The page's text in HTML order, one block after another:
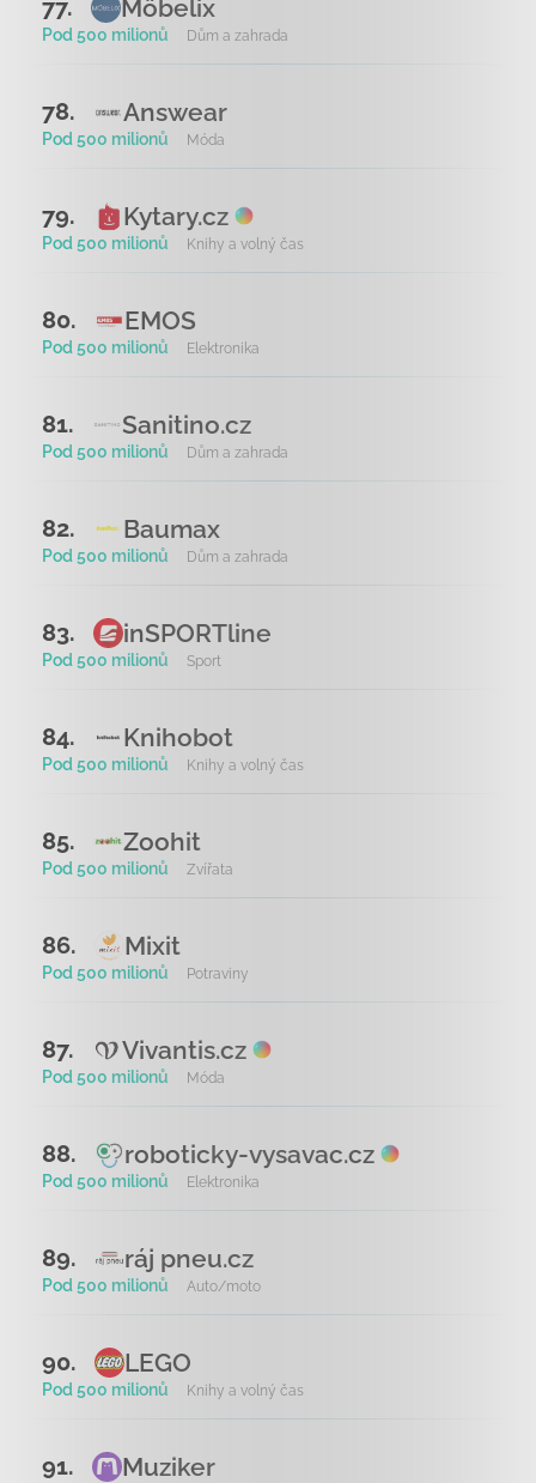
77. Möbelix
Pod 500 milionů Dům a zahrada
78. Answear
Pod 500 milionů Móda
79. Kytary.cz
Pod 500 milionů Knihy a volný čas
80. EMOS
Pod 500 milionů Elektronika
81. Sanitino.cz
Pod 500 milionů Dům a zahrada
82. Baumax
Pod 500 milionů Dům a zahrada
83. inSPORTline
Pod 500 milionů Sport
84. Knihobot
Pod 500 milionů Knihy a volný čas
85. Zoohit
Pod 500 milionů Zvířata
86. Mixit
Pod 500 milionů Potraviny
87. Vivantis.cz
Pod 500 milionů Móda
88. roboticky-vysavac.cz
Pod 500 milionů Elektronika
89. ráj pneu.cz
Pod 500 milionů Auto/moto
90. LEGO
Pod 500 milionů Knihy a volný čas
91. Muziker